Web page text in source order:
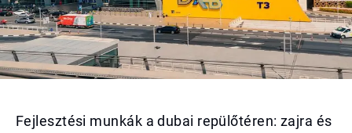
Fejlesztési munkák a dubai repülőtéren: zajra és